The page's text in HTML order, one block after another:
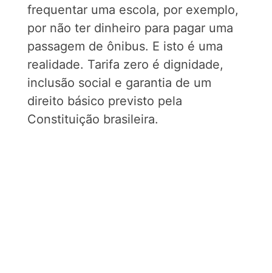
frequentar uma escola, por exemplo,
por não ter dinheiro para pagar uma
passagem de ônibus. E isto é uma
realidade. Tarifa zero é dignidade,
inclusão social e garantia de um
direito básico previsto pela
Constituição brasileira.